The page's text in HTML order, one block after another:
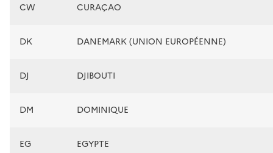
CW CURAÇAO
DK DANEMARK (UNION EUROPÉENNE)
DJ DJIBOUTI
DM DOMINIQUE
EG EGYPTE